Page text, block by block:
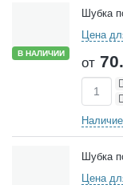
В НАЛИЧИИ
Шубка
Цена
от
-
+
Шубка
Цена